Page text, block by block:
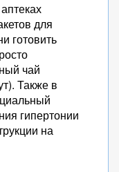
для
готовить
чай
Также в
гипертонии
на